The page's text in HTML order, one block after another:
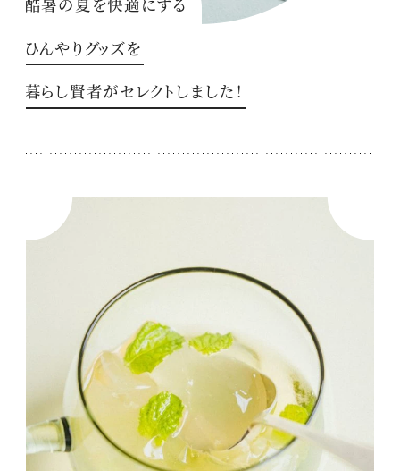
ひんやりグッズを
暮らし賢者がセレクトしました！